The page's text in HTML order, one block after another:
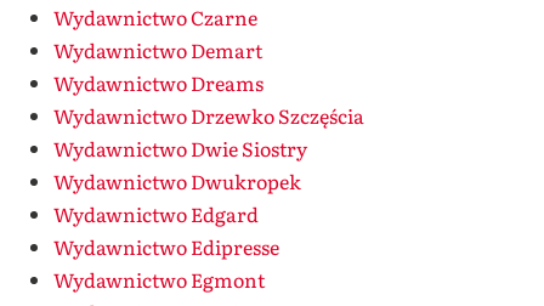
Wydawnictwo Czarne
Wydawnictwo Demart
Wydawnictwo Dreams
Wydawnictwo Drzewko Szczęścia
Wydawnictwo Dwie Siostry
Wydawnictwo Dwukropek
Wydawnictwo Edgard
Wydawnictwo Edipresse
Wydawnictwo Egmont